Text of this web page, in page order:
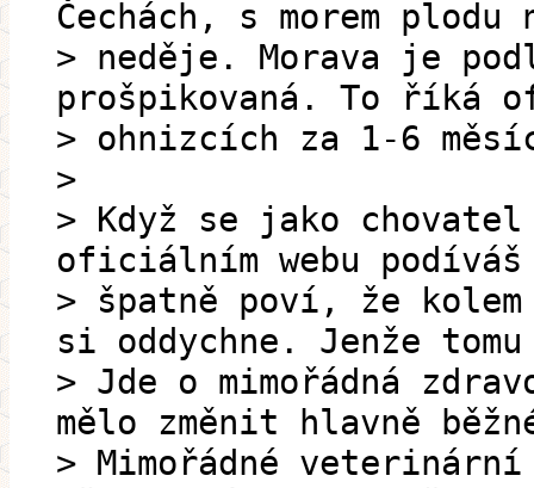
Čechách, s morem plodu
> neděje. Morava je
prošpikovaná. To říká
> ohnizcích za 1-6
>
> Když se jako chovatel
oficiálním webu
> špatně poví, že
si oddychne. Jenže
> Jde o mimořádná
mělo změnit hlavně
> Mimořádné